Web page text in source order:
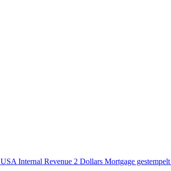
USA Internal Revenue 2 Dollars Mortgage gestempelt